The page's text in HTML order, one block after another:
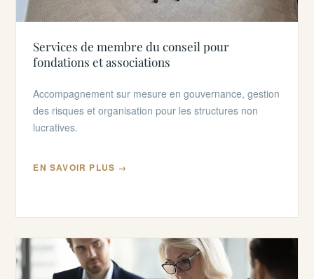
Services de membre du conseil pour
fondations et associations
Accompagnement sur mesure en gouvernance, gestion
des risques et organisation pour les structures non
lucratives.
EN SAVOIR PLUS →